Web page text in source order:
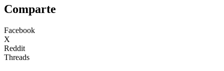
Comparte
Facebook
X
Reddit
Threads